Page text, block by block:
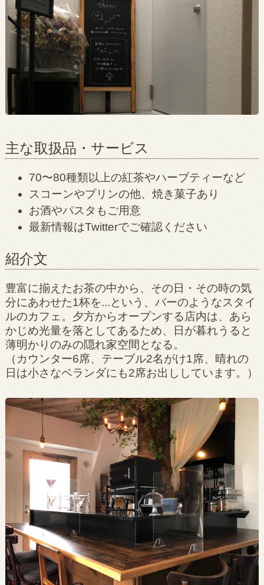
主な取扱品・サービス
70〜80種類以上の紅茶やハーブティーなど
スコーンやプリンの他、焼き菓子あり
お酒やパスタもご用意
最新情報はTwitterでご確認ください
紹介文
豊富に揃えたお茶の中から、その日・その時の気
分にあわせた1杯を...という、バーのようなスタイ
ルのカフェ。夕方からオープンする店内は、あら
かじめ光量を落としてあるため、日が暮れうると
薄明かりのみの隠れ家空間となる。
（カウンター6席、テーブル2名がけ1席、晴れの
日は小さなベランダにも2席お出ししています。）